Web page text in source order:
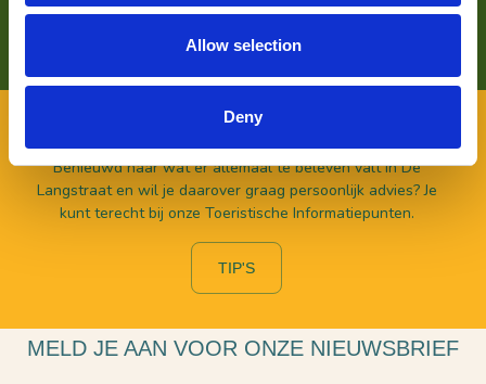
Allow selection
Deny
Benieuwd naar wat er allemaal te beleven valt in De
Langstraat en wil je daarover graag persoonlijk advies? Je
kunt terecht bij onze Toeristische Informatiepunten.
TIP'S
MELD JE AAN VOOR ONZE NIEUWSBRIEF